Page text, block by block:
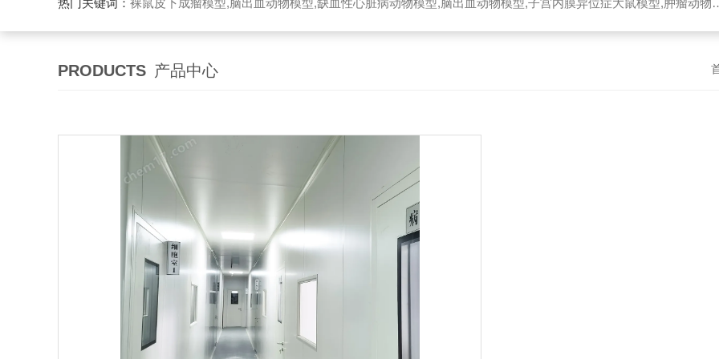
热门关键词： 裸鼠皮下成瘤模型,脑出血动物模型,缺血性心脏病动物模型,脑出血动物模型,子宫内膜异位症大鼠模型,肿瘤动物模型
PRODUCTS 产品中心